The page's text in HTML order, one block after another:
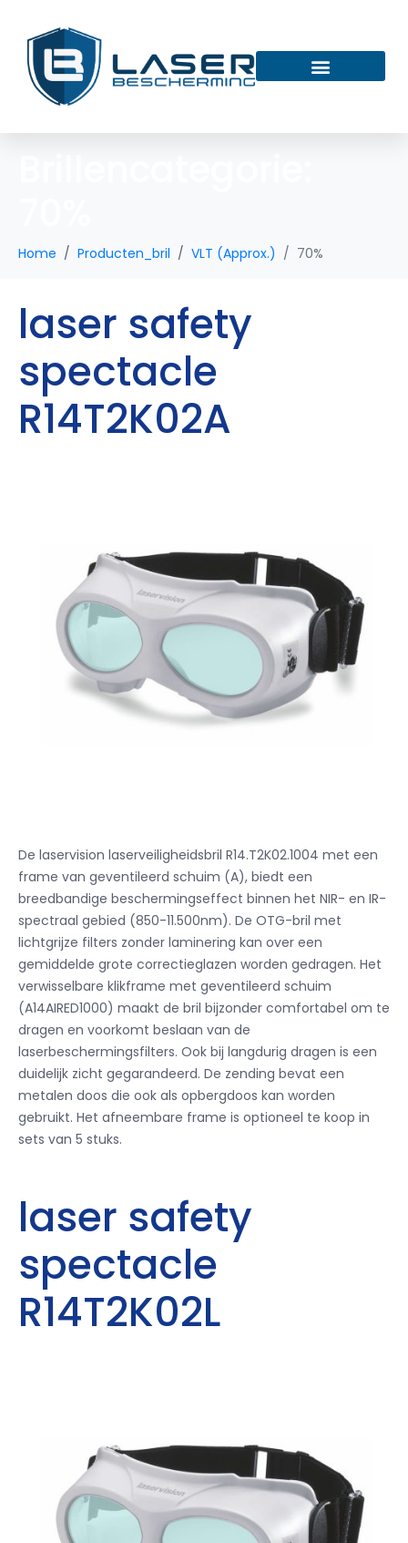
Home Producten_bril VLT (Approx.) 70%
laser safety
spectacle
R14T2K02A
De laservision laserveiligheidsbril R14.T2K02.1004 met een
frame van geventileerd schuim (A), biedt een
breedbandige beschermingseffect binnen het NIR- en IR-
spectraal gebied (850-11.500nm). De OTG-bril met
lichtgrijze filters zonder laminering kan over een
gemiddelde grote correctieglazen worden gedragen. Het
verwisselbare klikframe met geventileerd schuim
(A14AIRED1000) maakt de bril bijzonder comfortabel om te
dragen en voorkomt beslaan van de
laserbeschermingsfilters. Ook bij langdurig dragen is een
duidelijk zicht gegarandeerd. De zending bevat een
metalen doos die ook als opbergdoos kan worden
gebruikt. Het afneembare frame is optioneel te koop in
sets van 5 stuks.
laser safety
spectacle
R14T2K02L